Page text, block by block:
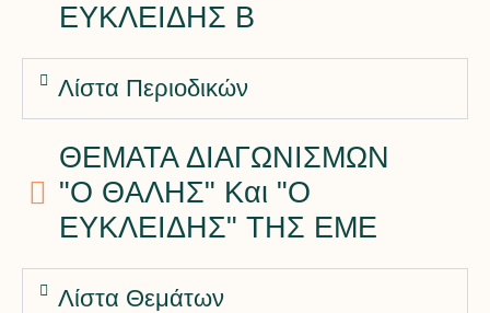
ΕΥΚΛΕΙΔΗΣ Β
Λίστα Περιοδικών
ΘΕΜΑΤΑ ΔΙΑΓΩΝΙΣΜΩΝ
"Ο ΘΑΛΗΣ" Και "Ο
ΕΥΚΛΕΙΔΗΣ" ΤΗΣ ΕΜΕ
Λίστα Θεμάτων